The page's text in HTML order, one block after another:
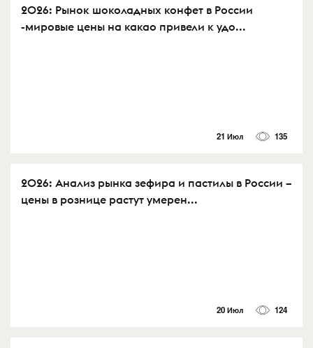
2026: Рынок шоколадных конфет в России
-мировые цены на какао привели к удо...
21 Июл 135
2026: Анализ рынка зефира и пастилы в России –
цены в рознице растут умерен...
20 Июл 124